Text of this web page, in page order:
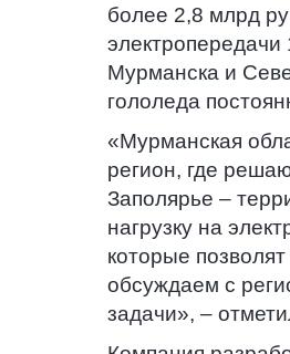
более 2,8 млрд
Мурманска и
гололеда
«Мурманская
регион, где
Заполярье –
нагрузку на
которые
обсуждаем с
задачи», –